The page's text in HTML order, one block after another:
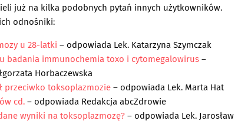
już na kilka podobnych pytań innych użytkowników.
odnośniki:
u 28-latki – odpowiada Lek. Katarzyna Szymczak
badania immunochemia toxo i cytomegalowirus–
Horbaczewska
przeciwko toksoplazmozie– odpowiada Lek. Marta Hat
cd.– odpowiada Redakcja abcZdrowie
wyniki na toksoplazmozę?– odpowiada Lek. Jarosław